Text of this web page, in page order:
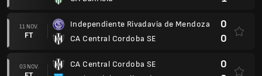
11 NOV.
FT
Independiente Rivadavia de Mendoza
CA Central Cordoba SE
0
0
03 NOV.
CA Central Cordoba SE
0